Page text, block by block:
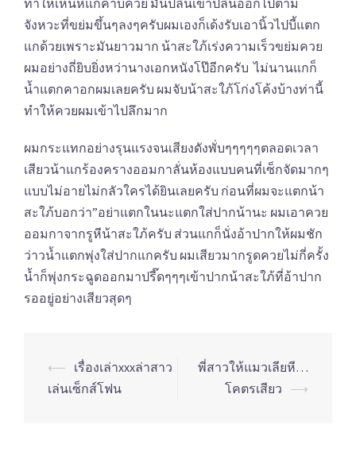
ทำให้เห็นหีแกคาบควย มันปลิ้นเข้าปลิ้นออกไปตาม
จังหวะที่ขย่มขึ้นๆลงๆครับผมเองก็เด้งรับเอานิ้วไปบี้แตก
แกด้วยเพราะมันยาวมาก น้าสะใภ้เร่งความเร็วขย่มควย
ผมอย่างถี่ยิบยิ่งหว่านางเอกหนังโป๊อีกครับ ไม่นานแกก็
น้ำแตกคาอกผมเลยครับ ผมจับน้าสะใภ้โก่งโค้งบ้างท่านี้
ทำให้ควยผมเข้าไปลึกมาก
ผมกระแทกอย่างรุนแรงจนเสียงดังพั่บๆๆๆๆๆตลอดเวลา
เสียวน้าแกร้องครางออมกาลั่นห้องแบบคนที่เซ็กจัดมากๆ
แบบไม่อายไม่กลัวใครได้ยินเลยครับ ก่อนที่ผมจะแตกน้า
สะใภ้บอกว่า”อย่าแตกในนะแตกใส่ปากน้านะ ผมเอาควย
ออมกาจากรูหีน้าสะใภ้ครับ ส่วนแกก็นั่งอ้าปากให้ผมชัก
ว่าวน้ำแตกพุ่งใส่ปากแกครับ ผมเสียวมากรูดควยไม่กี่ครั้ง
น้ำก็พุ่งกระฉูดออกมาปรี๊ดๆๆๆเข้าปากน้าสะใภ้ที่อ้าปาก
รออยู่อย่างเสียวสุดๆ
Post
navigation
⟵ เรื่องเล่าxxxล่าสาว
เล่นเซ็กส์โฟน
พี่สาวให้แมวเลียหี…
โคตรเสียว ⟶